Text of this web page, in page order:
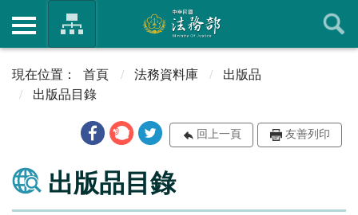
首頁 法務資料庫
出版品
出版品目錄
回上一頁 友善列印
出版品目錄